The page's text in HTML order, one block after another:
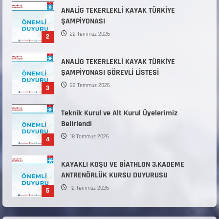
2
ANALİG TEKERLEKLİ KAYAK TÜRKİYE
ŞAMPİYONASI
22 Temmuz 2026
3
ANALİG TEKERLEKLİ KAYAK TÜRKİYE
ŞAMPİYONASI GÖREVLİ LİSTESİ
22 Temmuz 2026
4
Teknik Kurul ve Alt Kurul Üyelerimiz
Belirlendi
18 Temmuz 2026
5
KAYAKLI KOŞU VE BİATHLON 3.KADEME
ANTRENÖRLÜK KURSU DUYURUSU
12 Temmuz 2026